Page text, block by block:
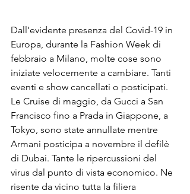
Dall’evidente presenza del Covid-19 in
Europa, durante la Fashion Week di
febbraio a Milano, molte cose sono
iniziate velocemente a cambiare. Tanti
eventi e show cancellati o posticipati.
Le Cruise di maggio, da Gucci a San
Francisco fino a Prada in Giappone, a
Tokyo, sono state annullate mentre
Armani posticipa a novembre il defilè
di Dubai. Tante le ripercussioni del
virus dal punto di vista economico. Ne
risente da vicino tutta la filiera